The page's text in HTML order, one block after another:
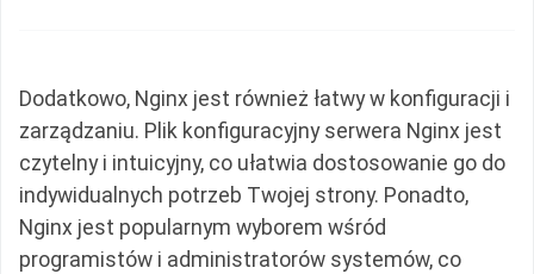
Dodatkowo, Nginx jest również łatwy w konfiguracji i
zarządzaniu. Plik konfiguracyjny serwera Nginx jest
czytelny i intuicyjny, co ułatwia dostosowanie go do
indywidualnych potrzeb Twojej strony. Ponadto,
Nginx jest popularnym wyborem wśród
programistów i administratorów systemów, co